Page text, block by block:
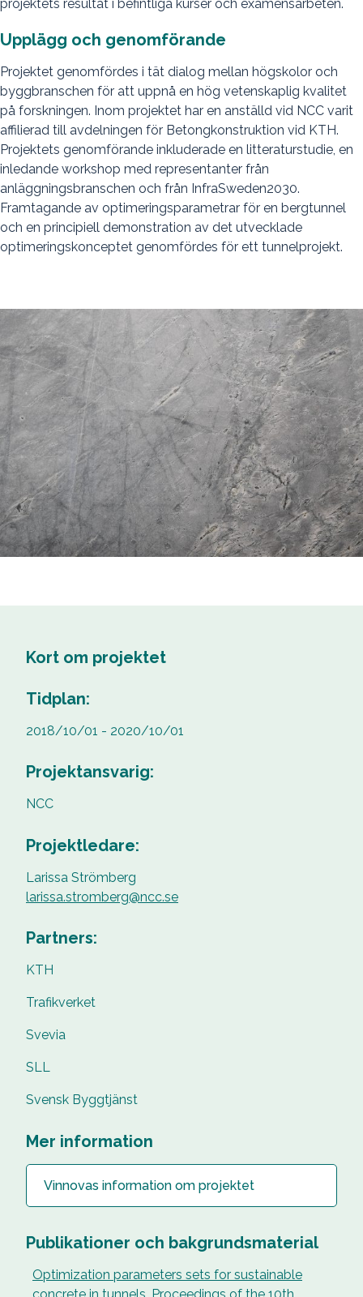
projektets resultat i befintliga kurser och examensarbeten.
Upplägg och genomförande
Projektet genomfördes i tät dialog mellan högskolor och
byggbranschen för att uppnå en hög vetenskaplig kvalitet
på forskningen. Inom projektet har en anställd vid NCC varit
affilierad till avdelningen för Betongkonstruktion vid KTH.
Projektets genomförande inkluderade en litteraturstudie, en
inledande workshop med representanter från
anläggningsbranschen och från InfraSweden2030.
Framtagande av optimeringsparametrar för en bergtunnel
och en principiell demonstration av det utvecklade
optimeringskonceptet genomfördes för ett tunnelprojekt.
Kort om projektet
Tidplan:
2018/10/01 - 2020/10/01
Projektansvarig:
NCC
Projektledare:
Larissa Strömberg
larissa.stromberg@ncc.se
Partners:
KTH
Trafikverket
Svevia
SLL
Svensk Byggtjänst
Mer information
Vinnovas information om projektet
Publikationer och bakgrundsmaterial
Optimization parameters sets for sustainable